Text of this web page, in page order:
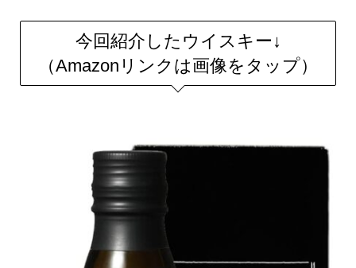
今回紹介したウイスキー↓
（Amazonリンクは画像をタップ）